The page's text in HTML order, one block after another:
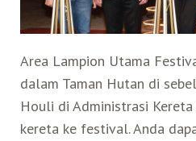
Area Lampion Utama
dalam Taman Hutan di
Houli di Administrasi Kereta
kereta ke festival. Anda